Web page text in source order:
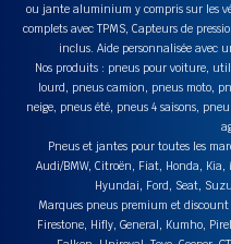
ou jante aluminium y compris sur les
complets avec TPMS, Capteurs de
inclus. Aide personnalisée avec
Nos produits : pneus pour voiture,
lourd, pneus camion, pneus moto,
neige, pneus été, pneus 4 saisons,
Pneus et jantes pour toutes les
Audi/BMW, Citroën, Fiat, Honda, Kia,
Hyundai, Ford, Seat,
Marques pneus premium et
Firestone, Hifly, General, Kumho,